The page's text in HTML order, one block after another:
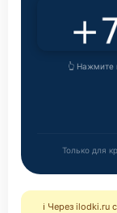
👆 Нажмите
Только для
ℹ️ Через ilodki.ru